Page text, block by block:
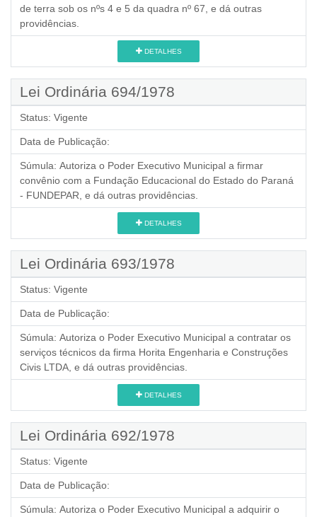
de terra sob os nºs 4 e 5 da quadra nº 67, e dá outras
providências.
DETALHES
Lei Ordinária 694/1978
Status: Vigente
Data de Publicação:
Súmula: Autoriza o Poder Executivo Municipal a firmar
convênio com a Fundação Educacional do Estado do Paraná
- FUNDEPAR, e dá outras providências.
DETALHES
Lei Ordinária 693/1978
Status: Vigente
Data de Publicação:
Súmula: Autoriza o Poder Executivo Municipal a contratar os
serviços técnicos da firma Horita Engenharia e Construções
Civis LTDA, e dá outras providências.
DETALHES
Lei Ordinária 692/1978
Status: Vigente
Data de Publicação:
Súmula: Autoriza o Poder Executivo Municipal a adquirir o